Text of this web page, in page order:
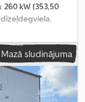
260 kW (353,50
dīzeļdegviela
veids:daļēji
gads:2022,
stāvvietas
Mazā sludinājuma